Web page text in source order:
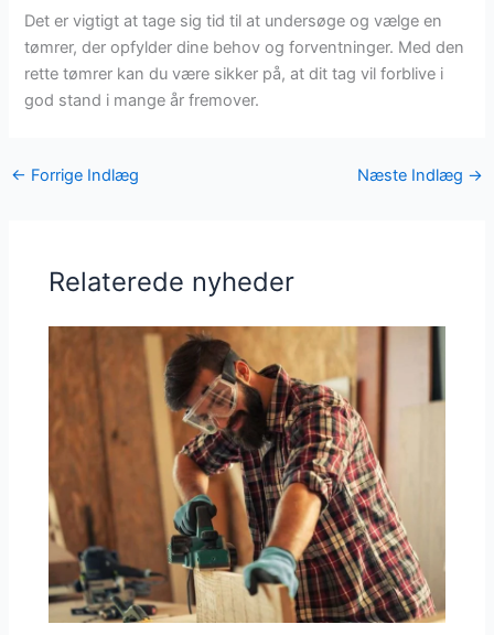
Det er vigtigt at tage sig tid til at undersøge og vælge en
tømrer, der opfylder dine behov og forventninger. Med den
rette tømrer kan du være sikker på, at dit tag vil forblive i
god stand i mange år fremover.
← Forrige Indlæg Næste Indlæg →
Relaterede nyheder